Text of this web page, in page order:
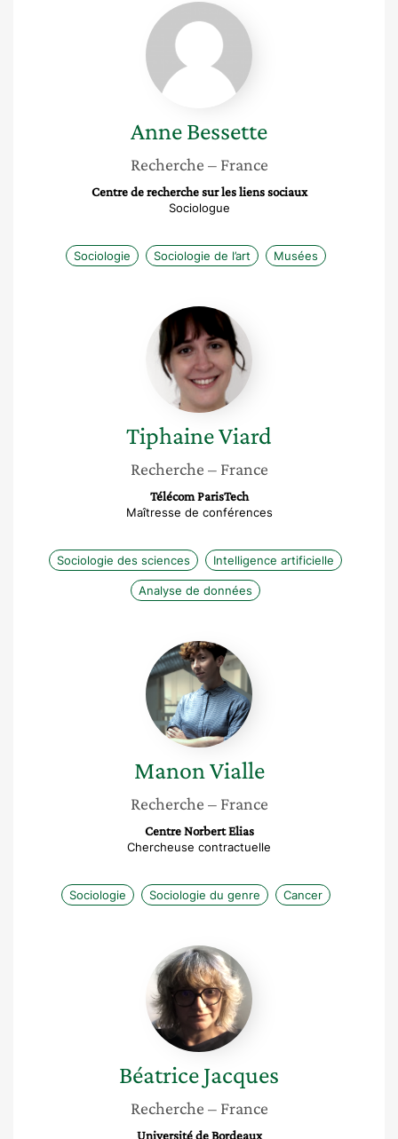
Anne
Bessette
AnneBessette
Recherche – France
Centre de recherche sur les liens sociaux
Sociologue
Sociologie Sociologie de l’art Musées
Tiphaine
Viard
TiphaineViard
Recherche – France
Télécom ParisTech
Maîtresse de conférences
Sociologie des sciences Intelligence artificielle
Analyse de données
Manon
Vialle
ManonVialle
Recherche – France
Centre Norbert Elias
Chercheuse contractuelle
Sociologie Sociologie du genre Cancer
Béatrice
Jacques
BéatriceJacques
Recherche – France
Université de Bordeaux